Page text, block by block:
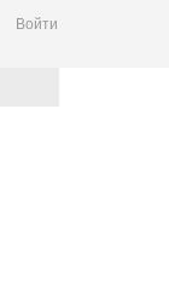
Войти